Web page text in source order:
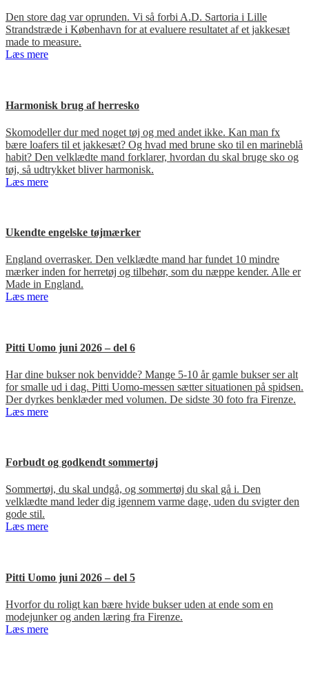
Den store dag var oprunden. Vi så forbi A.D. Sartoria i Lille
Strandstræde i København for at evaluere resultatet af et jakkesæt
made to measure.
Læs mere
Harmonisk brug af herresko
Skomodeller dur med noget tøj og med andet ikke. Kan man fx
bære loafers til et jakkesæt? Og hvad med brune sko til en marineblå
habit? Den velklædte mand forklarer, hvordan du skal bruge sko og
tøj, så udtrykket bliver harmonisk.
Læs mere
Ukendte engelske tøjmærker
England overrasker. Den velklædte mand har fundet 10 mindre
mærker inden for herretøj og tilbehør, som du næppe kender. Alle er
Made in England.
Læs mere
Pitti Uomo juni 2026 – del 6
Har dine bukser nok benvidde? Mange 5-10 år gamle bukser ser alt
for smalle ud i dag. Pitti Uomo-messen sætter situationen på spidsen.
Der dyrkes benklæder med volumen. De sidste 30 foto fra Firenze.
Læs mere
Forbudt og godkendt sommertøj
Sommertøj, du skal undgå, og sommertøj du skal gå i. Den
velklædte mand leder dig igennem varme dage, uden du svigter den
gode stil.
Læs mere
Pitti Uomo juni 2026 – del 5
Hvorfor du roligt kan bære hvide bukser uden at ende som en
modejunker og anden læring fra Firenze.
Læs mere